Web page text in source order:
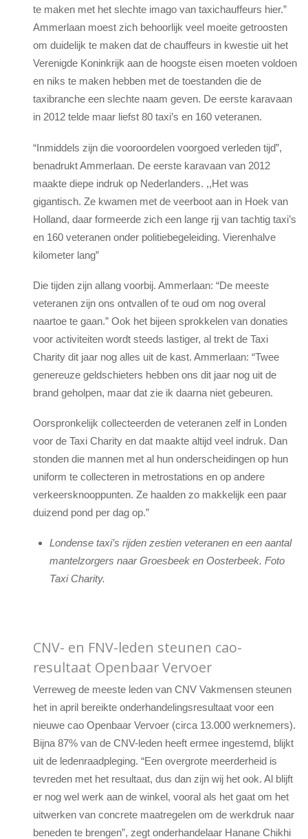
te maken met het slechte imago van taxichauffeurs hier.”
Ammerlaan moest zich behoorlijk veel moeite getroosten
om duidelijk te maken dat de chauffeurs in kwestie uit het
Verenigde Koninkrijk aan de hoogste eisen moeten voldoen
en niks te maken hebben met de toestanden die de
taxibranche een slechte naam geven. De eerste karavaan
in 2012 telde maar liefst 80 taxi’s en 160 veteranen.
“Inmiddels zijn die vooroordelen voorgoed verleden tijd”,
benadrukt Ammerlaan. De eerste karavaan van 2012
maakte diepe indruk op Nederlanders. ,,Het was
gigantisch. Ze kwamen met de veerboot aan in Hoek van
Holland, daar formeerde zich een lange rjj van tachtig taxi’s
en 160 veteranen onder politiebegeleiding. Vierenhalve
kilometer lang”
Die tijden zijn allang voorbij. Ammerlaan: “De meeste
veteranen zijn ons ontvallen of te oud om nog overal
naartoe te gaan.” Ook het bijeen sprokkelen van donaties
voor activiteiten wordt steeds lastiger, al trekt de Taxi
Charity dit jaar nog alles uit de kast. Ammerlaan: “Twee
genereuze geldschieters hebben ons dit jaar nog uit de
brand geholpen, maar dat zie ik daarna niet gebeuren.
Oorspronkelijk collecteerden de veteranen zelf in Londen
voor de Taxi Charity en dat maakte altijd veel indruk. Dan
stonden die mannen met al hun onderscheidingen op hun
uniform te collecteren in metrostations en op andere
verkeersknooppunten. Ze haalden zo makkelijk een paar
duizend pond per dag op.”
Londense taxi’s rijden zestien veteranen en een aantal
mantelzorgers naar Groesbeek en Oosterbeek. Foto
Taxi Charity.
CNV- en FNV-leden steunen cao-
resultaat Openbaar Vervoer
Verreweg de meeste leden van CNV Vakmensen steunen
het in april bereikte onderhandelingsresultaat voor een
nieuwe cao Openbaar Vervoer (circa 13.000 werknemers).
Bijna 87% van de CNV-leden heeft ermee ingestemd, blijkt
uit de ledenraadpleging. “Een overgrote meerderheid is
tevreden met het resultaat, dus dan zijn wij het ook. Al blijft
er nog wel werk aan de winkel, vooral als het gaat om het
uitwerken van concrete maatregelen om de werkdruk naar
beneden te brengen”, zegt onderhandelaar Hanane Chikhi